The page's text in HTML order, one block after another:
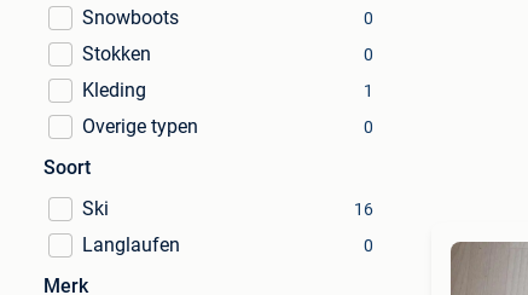
Snowboots 0
Stokken 0
Kleding 1
Overige typen 0
Soort
Ski
16
Langlaufen 0
Merk